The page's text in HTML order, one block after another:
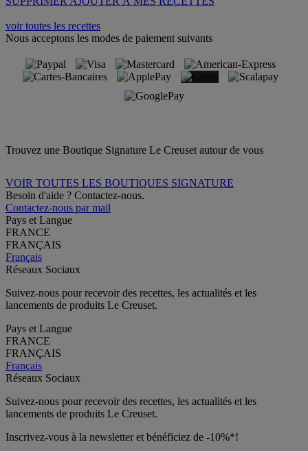
voir toutes les recettes
Nous acceptons les modes de paiement suivants
Trouvez une Boutique Signature Le Creuset autour de vous
VOIR TOUTES LES BOUTIQUES SIGNATURE
Besoin d'aide ? Contactez-nous.
Contactez-nous par mail
Pays et Langue
FRANCE
FRANÇAIS
Français
Réseaux Sociaux
Suivez-nous pour recevoir des recettes, les actualités et les
lancements de produits Le Creuset.
Pays et Langue
FRANCE
FRANÇAIS
Français
Réseaux Sociaux
Suivez-nous pour recevoir des recettes, les actualités et les
lancements de produits Le Creuset.
Inscrivez-vous à la newsletter et bénéficiez de -10%*!